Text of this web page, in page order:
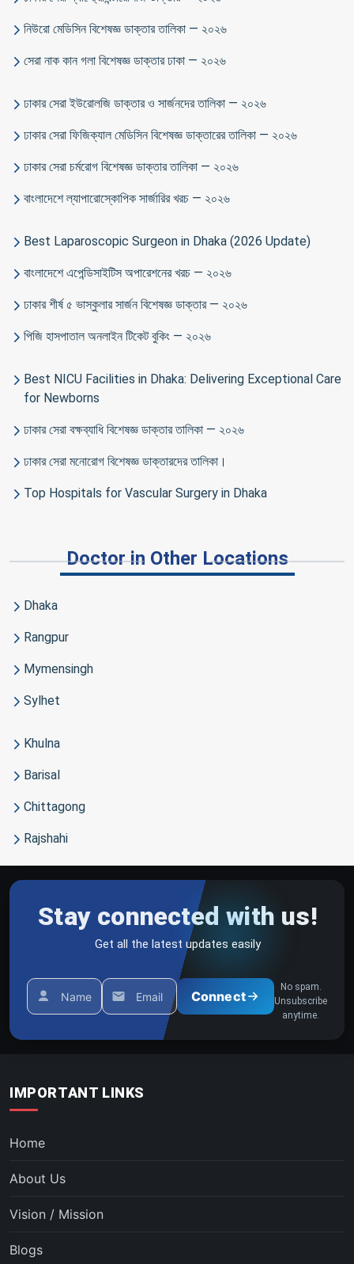
নিউরো মেডিসিন বিশেষজ্ঞ ডাক্তার তালিকা — ২০২৬
সেরা নাক কান গলা বিশেষজ্ঞ ডাক্তার ঢাকা — ২০২৬
ঢাকার সেরা ইউরোলজি ডাক্তার ও সার্জনদের তালিকা — ২০২৬
ঢাকার সেরা ফিজিক্যাল মেডিসিন বিশেষজ্ঞ ডাক্তারের তালিকা — ২০২৬
ঢাকার সেরা চর্মরোগ বিশেষজ্ঞ ডাক্তার তালিকা — ২০২৬
বাংলাদেশে ল্যাপারোস্কোপিক সার্জারির খরচ — ২০২৬
Best Laparoscopic Surgeon in Dhaka (2026 Update)
বাংলাদেশে এপেন্ডিসাইটিস অপারেশনের খরচ — ২০২৬
ঢাকার শীর্ষ ৫ ভাস্কুলার সার্জন বিশেষজ্ঞ ডাক্তার — ২০২৬
পিজি হাসপাতাল অনলাইন টিকেট বুকিং — ২০২৬
Best NICU Facilities in Dhaka: Delivering Exceptional Care
for Newborns
ঢাকার সেরা বক্ষব্যাধি বিশেষজ্ঞ ডাক্তার তালিকা — ২০২৬
ঢাকার সেরা মনোরোগ বিশেষজ্ঞ ডাক্তারদের তালিকা।
Top Hospitals for Vascular Surgery in Dhaka
Doctor in Other Locations
Dhaka
Rangpur
Mymensingh
Sylhet
Khulna
Barisal
Chittagong
Rajshahi
Stay connected with us!
Get all the latest updates easily
Name Email Connect
No spam.
Unsubscribe
anytime.
IMPORTANT LINKS
Home
About Us
Vision / Mission
Blogs